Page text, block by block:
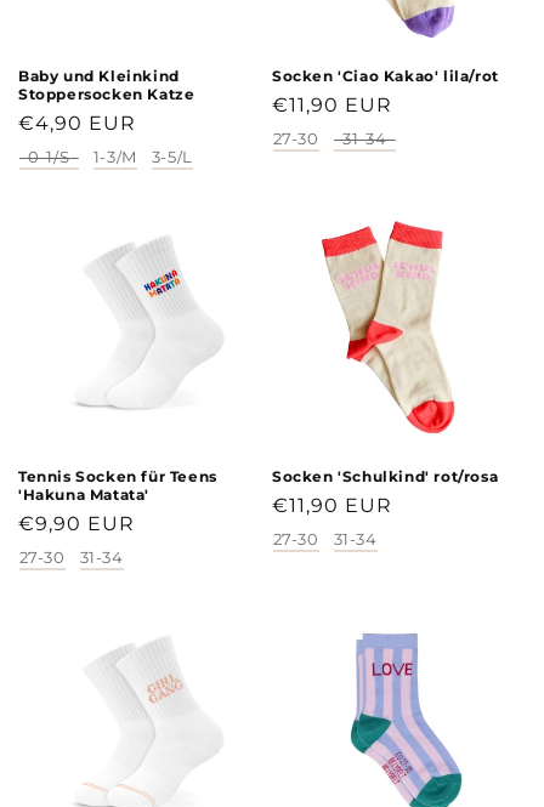
Baby und Kleinkind
Stoppersocken Katze
Normaler
Preis
€4,90 EUR
Größe
0-1/S 1-3/M 3-5/L
Socken 'Ciao Kakao' lila/rot
Normaler
Preis
€11,90 EUR
Größe
27-30 31-34
Tennis Socken für Teens
'Hakuna Matata'
Normaler
Preis
€9,90 EUR
Größe
27-30 31-34
Socken 'Schulkind' rot/rosa
Normaler
Preis
€11,90 EUR
Größe
27-30 31-34